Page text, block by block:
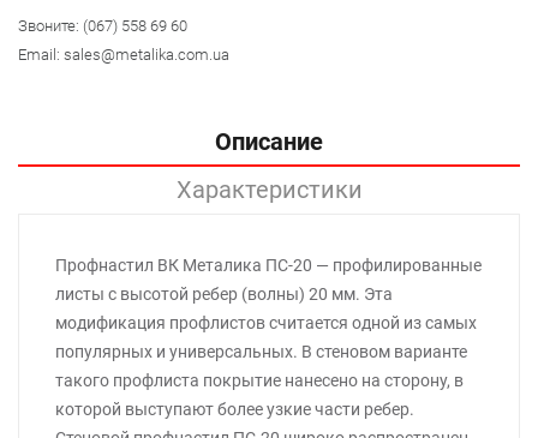
Звоните: (067) 558 69 60
Email: sales@metalika.com.ua
Описание
Характеристики
Профнастил ВК Металика ПС-20 — профилированные
листы с высотой ребер (волны) 20 мм. Эта
модификация профлистов считается одной из самых
популярных и универсальных. В стеновом варианте
такого профлиста покрытие нанесено на сторону, в
которой выступают более узкие части ребер.